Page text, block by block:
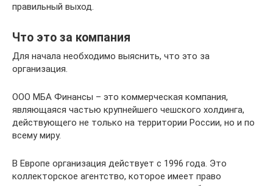
правильный выход.
Что это за компания
Для начала необходимо выяснить, что это за
организация.
ООО МБА Финансы – это коммерческая компания,
являющаяся частью крупнейшего чешского холдинга,
действующего не только на территории России, но и по
всему миру.
В Европе организация действует с 1996 года. Это
коллекторское агентство, которое имеет право